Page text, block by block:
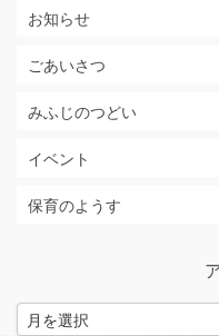
お知らせ
ごあいさつ
みふじのつどい
イベント
保育のようす
ア